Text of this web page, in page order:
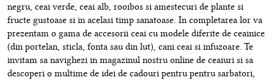
negru, ceai verde, ceai alb, rooibos si amestecuri de plante si
fructe gustoase si in acelasi timp sanatoase. In completarea lor va
prezentam o gama de accesorii ceai cu modele diferite de ceainice
(din portelan, sticla, fonta sau din lut), cani ceai si infuzoare. Te
invitam sa navighezi in magazinul nostru online de ceaiuri si sa
descoperi o multime de idei de cadouri pentru pentru sarbatori,